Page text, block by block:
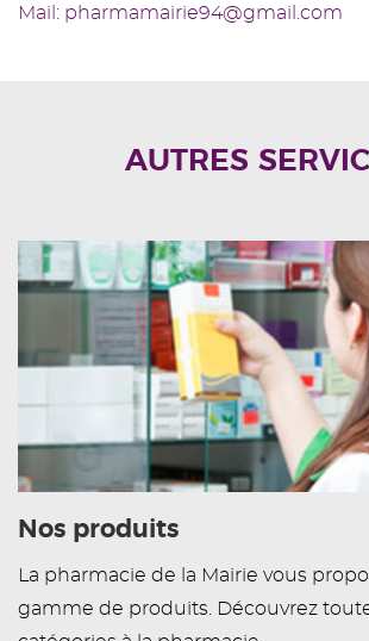
Mail: pharmamairie94@gmail.com
AUTRES
Nos produits
La pharmacie de la Mairie vous
gamme de produits. Découvrez